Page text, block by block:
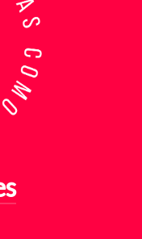
Ese
solo el punto y
sino también la
que habrían
de
se
la captura en
en el
varios
proceso
utilizada para